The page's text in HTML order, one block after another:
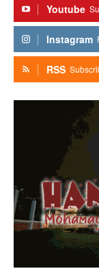
Youtube
Instagram
RSS